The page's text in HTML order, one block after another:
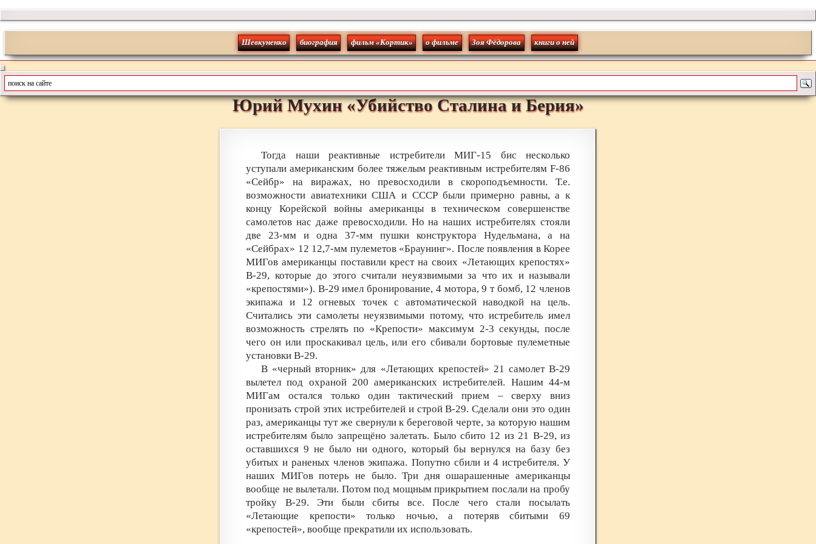
Шевкуненко биография фильм «Кортик» о фильме Зоя Фёдорова книги о ней
Юрий Мухин«Убийство Сталина и Берия»
Тогда наши реактивные истребители МИГ-15 бис несколько
уступали американским более тяжелым реактивным истребителям F-86
«Сейбр» на виражах, но превосходили в скороподъемности. Т.е.
возможности авиатехники США и СССР были примерно равны, а к
концу Корейской войны американцы в техническом совершенстве
самолетов нас даже превосходили. Но на наших истребителях стояли
две 23-мм и одна 37-мм пушки конструктора Нудельмана, а на
«Сейбрах» 12 12,7-мм пулеметов «Браунинг». После появления в Корее
МИГов американцы поставили крест на своих «Летающих крепостях»
В-29, которые до этого считали неуязвимыми за что их и называли
«крепостями»). В-29 имел бронирование, 4 мотора, 9 т бомб, 12 членов
экипажа и 12 огневых точек с автоматической наводкой на цель.
Считались эти самолеты неуязвимыми потому, что истребитель имел
возможность стрелять по «Крепости» максимум 2-3 секунды, после
чего он или проскакивал цель, или его сбивали бортовые пулеметные
установки В-29.
В «черный вторник» для «Летающих крепостей» 21 самолет В-29
вылетел под охраной 200 американских истребителей. Нашим 44-м
МИГам остался только один тактический прием – сверху вниз
пронизать строй этих истребителей и строй В-29. Сделали они это один
раз, американцы тут же свернули к береговой черте, за которую нашим
истребителям было запрещёно залетать. Было сбито 12 из 21 В-29, из
оставшихся 9 не было ни одного, который бы вернулся на базу без
убитых и раненых членов экипажа. Попутно сбили и 4 истребителя. У
наших МИГов потерь не было. Три дня ошарашенные американцы
вообще не вылетали. Потом под мощным прикрытием послали на пробу
тройку В-29. Эти были сбиты все. После чего стали посылать
«Летающие крепости» только ночью, а потеряв сбитыми 69
«крепостей», вообще прекратили их использовать.